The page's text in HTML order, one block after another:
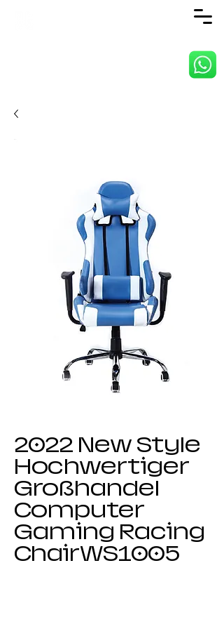
2022 New Style
Hochwertiger
Großhandel
Computer
Gaming Racing
ChairWS1005